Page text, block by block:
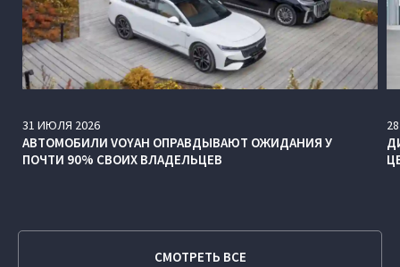
31 ИЮЛЯ 2026
АВТОМОБИЛИ VOYAH ОПРАВДЫВАЮТ ОЖИДАНИЯ У
ПОЧТИ 90% СВОИХ ВЛАДЕЛЬЦЕВ
28
СМОТРЕТЬ ВСЕ